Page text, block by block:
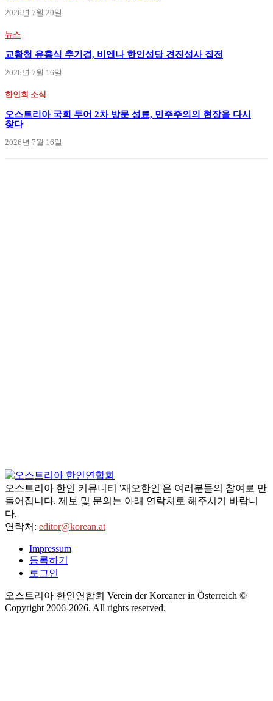
2026년 7월 20일
뉴스
교황청 유흥식 추기경, 비엔나 한인성당 견진성사 집전
2026년 7월 16일
한인회 소식
오스트리아 국회 투어 2차 방문 성료, 민주주의의 현장을 다시
찾다
2026년 7월 16일
오스트리아 한인 커뮤니티 '재오한인'은 여러분들의 참여로 만
들어집니다. 제보 및 문의는 아래 연락처로 해주시기 바랍니
다.
연락처: editor@korean.at
Impressum
등록하기
로그인
오스트리아 한인연합회 Verein der Koreaner in Österreich ©
Copyright 2006-2026. All rights reserved.